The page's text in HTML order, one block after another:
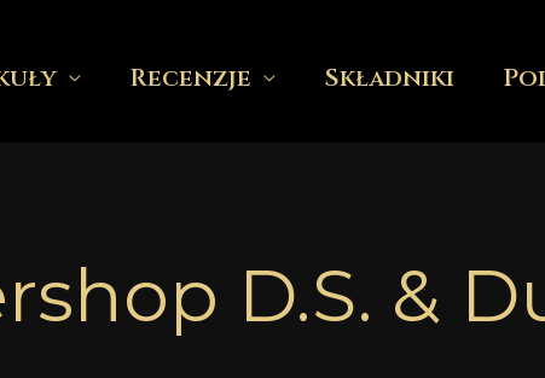
Recenzje Składniki
D.S. &